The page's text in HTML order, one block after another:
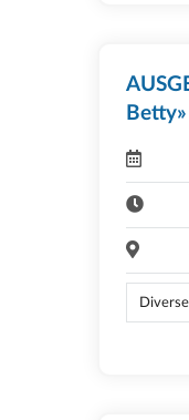
Betty»